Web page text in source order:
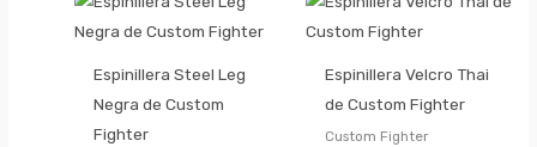
Espinillera Steel Leg
Negra de Custom
Fighter
Espinillera Velcro Thai
de Custom Fighter
Custom Fighter